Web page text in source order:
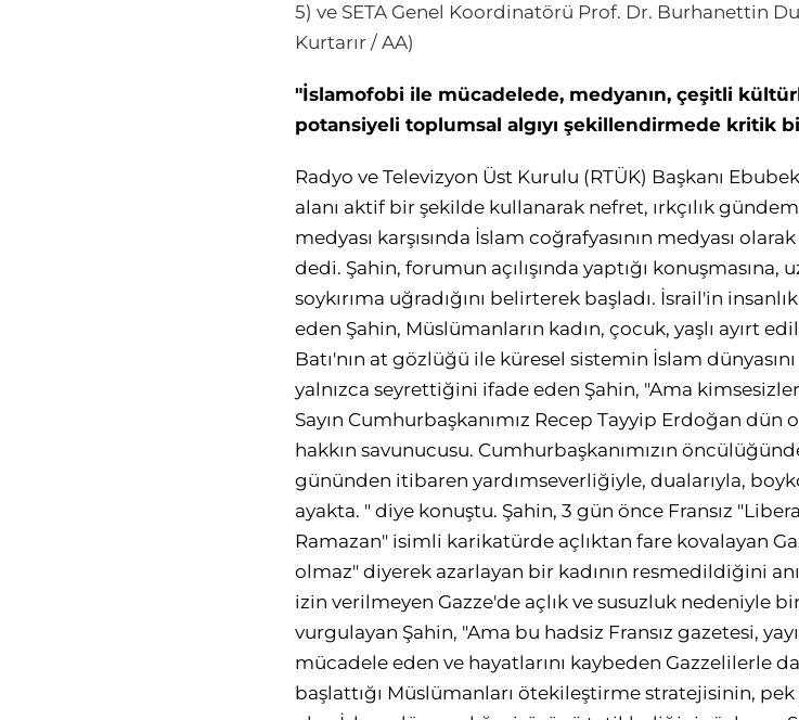
5) ve SETA Genel Koordinatörü Prof. Dr. Burhanettin
Kurtarır / AA)
"İslamofobi ile mücadelede, medyanın, çeşitli
potansiyeli toplumsal algıyı şekillendirmede kritik
Radyo ve Televizyon Üst Kurulu (RTÜK) Başkanı
alanı aktif bir şekilde kullanarak nefret, ırkçılık
medyası karşısında İslam coğrafyasının medyası
dedi. Şahin, forumun açılışında yaptığı
soykırıma uğradığını belirterek başladı. İsrail'in
eden Şahin, Müslümanların kadın, çocuk, yaşlı ayırt
Batı'nın at gözlüğü ile küresel sistemin İslam dünyasını
yalnızca seyrettiğini ifade eden Şahin, "Ama
Sayın Cumhurbaşkanımız Recep Tayyip Erdoğan
hakkın savunucusu. Cumhurbaşkanımızın
gününden itibaren yardımseverliğiyle, dualarıyla,
ayakta. " diye konuştu. Şahin, 3 gün önce Fransız
Ramazan" isimli karikatürde açlıktan fare kovalayan
olmaz" diyerek azarlayan bir kadının resmedildiğini
izin verilmeyen Gazze'de açlık ve susuzluk nedeniyle
vurgulayan Şahin, "Ama bu hadsiz Fransız gazetesi,
mücadele eden ve hayatlarını kaybeden Gazzelilerle
başlattığı Müslümanları ötekileştirme stratejisinin,